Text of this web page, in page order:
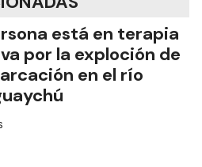
está en terapia
por la exploción de
en el río